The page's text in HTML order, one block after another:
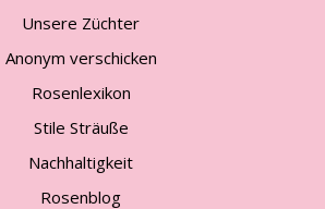
Unsere Züchter
Anonym verschicken
Rosenlexikon
Stile Sträuße
Nachhaltigkeit
Rosenblog